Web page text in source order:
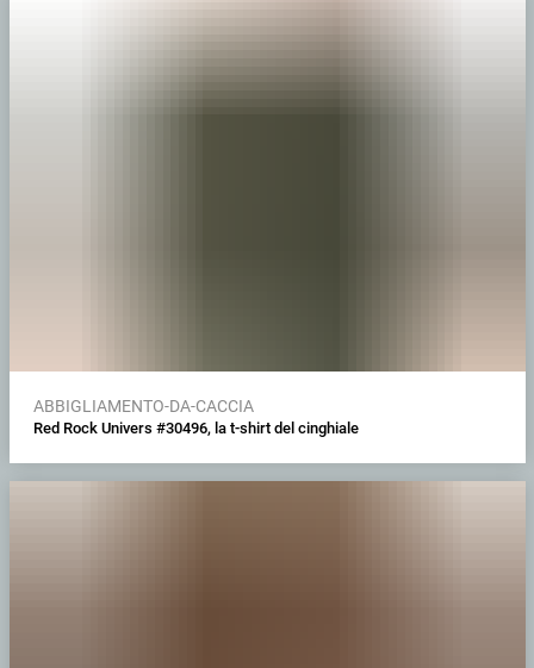
ABBIGLIAMENTO-DA-CACCIA
Red Rock Univers #30496, la t-shirt del cinghiale